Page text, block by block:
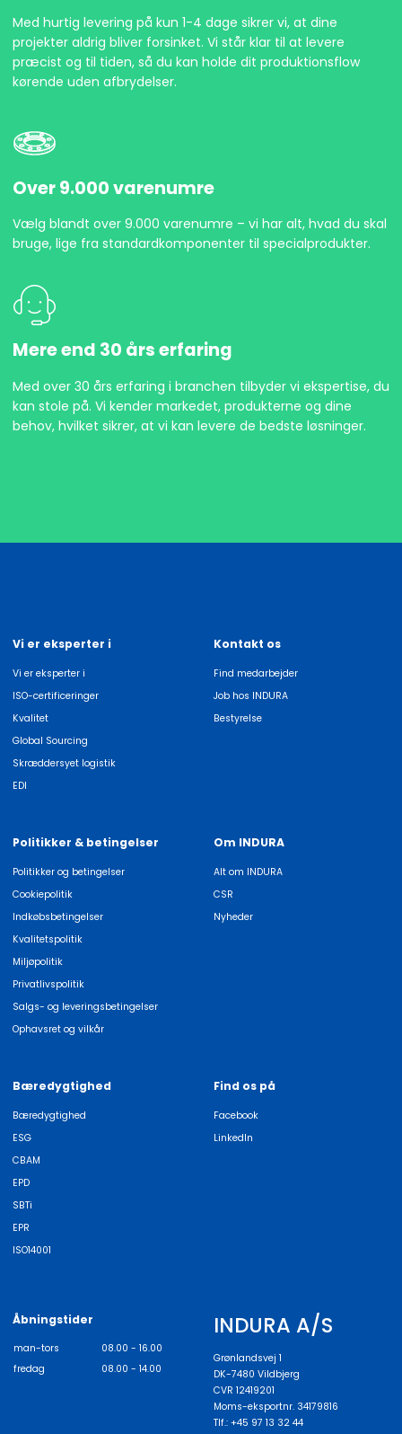
Med hurtig levering på kun 1-4 dage sikrer vi, at dine
projekter aldrig bliver forsinket. Vi står klar til at levere
præcist og til tiden, så du kan holde dit produktionsflow
kørende uden afbrydelser.
Over 9.000 varenumre
Vælg blandt over 9.000 varenumre – vi har alt, hvad du skal
bruge, lige fra standardkomponenter til specialprodukter.
Mere end 30 års erfaring
Med over 30 års erfaring i branchen tilbyder vi ekspertise, du
kan stole på. Vi kender markedet, produkterne og dine
behov, hvilket sikrer, at vi kan levere de bedste løsninger.
Vi er eksperter i
Vi er eksperter i
ISO-certificeringer
Kvalitet
Global Sourcing
Skræddersyet logistik
EDI
Kontakt os
Find medarbejder
Job hos INDURA
Bestyrelse
Politikker & betingelser
Politikker og betingelser
Cookiepolitik
Indkøbsbetingelser
Kvalitetspolitik
Miljøpolitik
Privatlivspolitik
Salgs- og leveringsbetingelser
Ophavsret og vilkår
Om INDURA
Alt om INDURA
CSR
Nyheder
Bæredygtighed
Bæredygtighed
ESG
CBAM
EPD
SBTi
EPR
ISO14001
Find os på
Facebook
LinkedIn
Åbningstider
man-tors
08.00 - 16.00
fredag
08.00 - 14.00
INDURA A/S
Grønlandsvej 1
DK-7480 Vildbjerg
CVR 12419201
Moms-eksportnr. 34179816
Tlf.: +45 97 13 32 44